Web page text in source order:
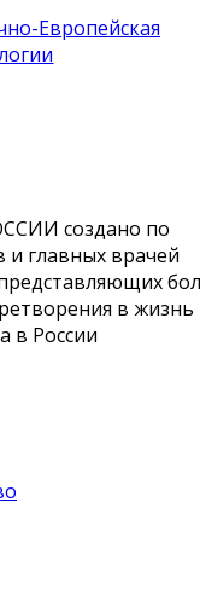
создано по
и главных врачей
в жизнь
в России